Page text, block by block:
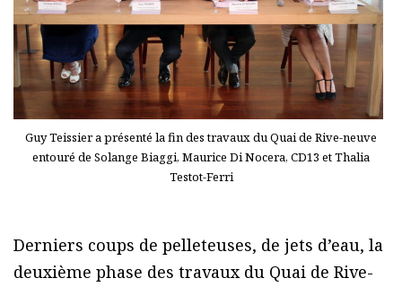
Guy Teissier a présenté la fin des travaux du Quai de Rive-neuve
entouré de Solange Biaggi, Maurice Di Nocera, CD13 et Thalia
Testot-Ferri
Derniers coups de pelleteuses, de jets d’eau, la
deuxième phase des travaux du Quai de Rive-